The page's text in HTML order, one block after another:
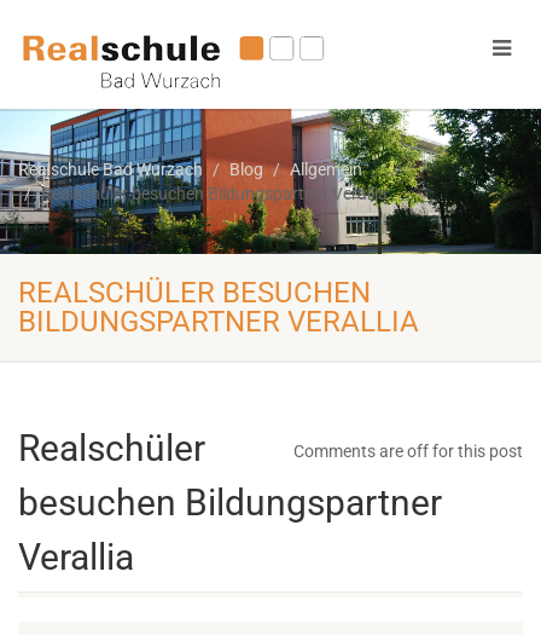
Realschule Bad Wurzach Blog
Allgemein
Realschüler besuchen Bildungspartner Verallia
REALSCHÜLER BESUCHEN
BILDUNGSPARTNER VERALLIA
Comments are off for this post
Realschüler
besuchen Bildungspartner
Verallia